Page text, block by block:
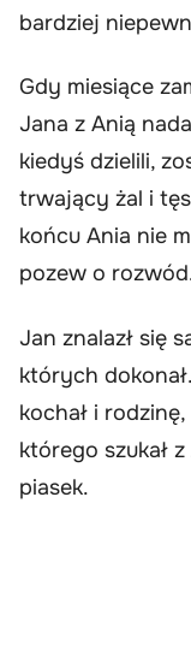
bardziej
Gdy miesiące
Jana z Anią
kiedyś dzielili,
trwający żal i
końcu Ania nie
pozew o
Jan znalazł się
których
kochał i
którego szukał
piasek.